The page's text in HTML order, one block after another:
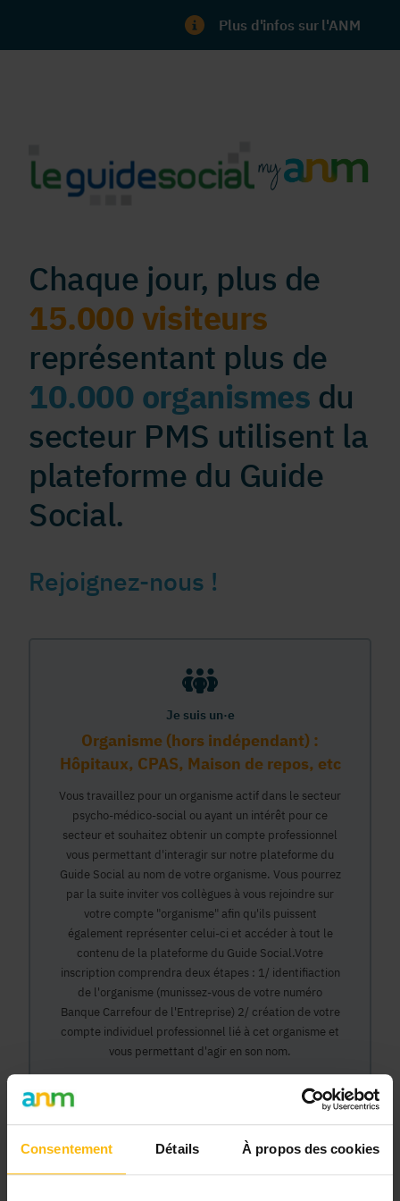
Consentement Détails À propos des cookies
Plus d'infos sur l'ANM
Chaque jour, plus de
15.000 visiteurs
représentant plus de
10.000 organismes du
secteur PMS utilisent la
plateforme du Guide
Social.
Rejoignez-nous !
Je suis un·e
Organisme (hors indépendant) :
Hôpitaux, CPAS, Maison de repos, etc
Vous travaillez pour un organisme actif dans le secteur
psycho-médico-social ou ayant un intérêt pour ce
secteur et souhaitez obtenir un compte professionnel
vous permettant d'interagir sur notre plateforme du
Guide Social au nom de votre organisme. Vous pourrez
par la suite inviter vos collègues à vous rejoindre sur
votre compte "organisme" afin qu'ils puissent
également représenter celui-ci et accéder à tout le
contenu de la plateforme du Guide Social.Votre
inscription comprendra deux étapes : 1/ identifiaction
de l'organisme (munissez-vous de votre numéro
Banque Carrefour de l'Entreprise) 2/ création de votre
compte individuel professionnel lié à cet organisme et
vous permettant d'agir en son nom.